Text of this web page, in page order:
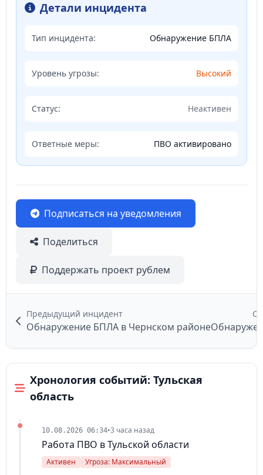
Детали инцидента
Тип инцидента: Обнаружение БПЛА
Уровень угрозы: Высокий
Статус: Неактивен
Ответные меры: ПВО активировано
Подписаться на уведомления
Поделиться
Поддержать проект рублем
Предыдущий инцидент
Обнаружение БПЛА в Чернском районе
Хронология событий: Тульская
область
10.08.2026 06:34•3 часа назад
Работа ПВО в Тульской области
Активен Угроза: Максимальный